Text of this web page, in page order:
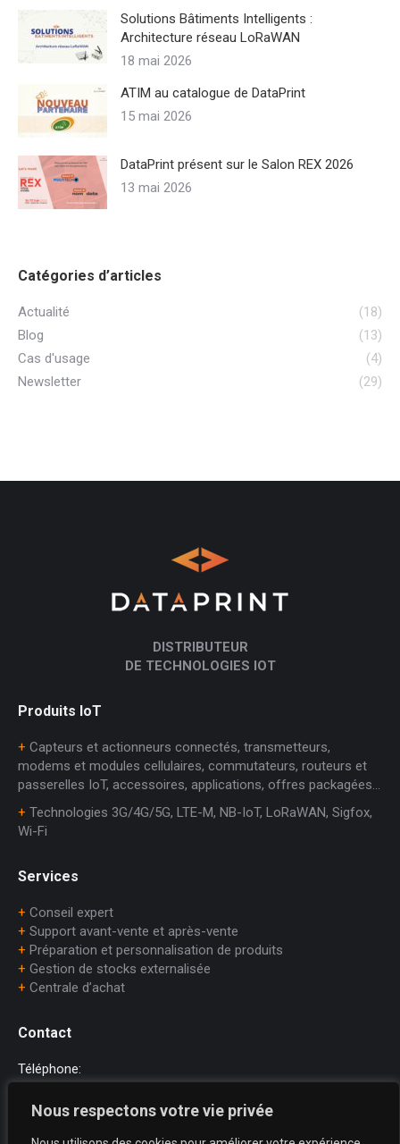
Nous respectons votre vie privée
Solutions Bâtiments Intelligents :
Architecture réseau LoRaWAN
18 mai 2026
ATIM au catalogue de DataPrint
15 mai 2026
DataPrint présent sur le Salon REX 2026
13 mai 2026
Catégories d’articles
Actualité
(18)
Blog
(13)
Cas d'usage
(4)
Newsletter
(29)
DISTRIBUTEUR
DE TECHNOLOGIES IOT
Produits IoT
+ Capteurs et actionneurs connectés, transmetteurs,
modems et modules cellulaires, commutateurs, routeurs et
passerelles IoT, accessoires, applications, offres packagées…
+ Technologies 3G/4G/5G, LTE-M, NB-IoT, LoRaWAN, Sigfox,
Wi-Fi
Services
+ Conseil expert
+ Support avant-vente et après-vente
+ Préparation et personnalisation de produits
+ Gestion de stocks externalisée
+ Centrale d’achat
Contact
Téléphone: